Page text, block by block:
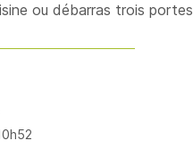
ou débarras trois portes